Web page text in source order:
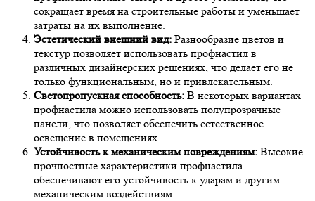
сокращает время на строительные работы и уменьшает
затраты на их выполнение.
Эстетический внешний вид: Разнообразие цветов и
текстур позволяет использовать профнастил в
различных дизайнерских решениях, что делает его не
только функциональным, но и привлекательным.
Светопропускная способность: В некоторых вариантах
профнастила можно использовать полупрозрачные
панели, что позволяет обеспечить естественное
освещение в помещениях.
Устойчивость к механическим повреждениям: Высокие
прочностные характеристики профнастила
обеспечивают его устойчивость к ударам и другим
механическим воздействиям.